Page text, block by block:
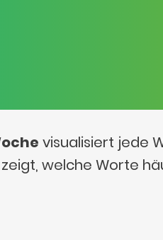
visualisiert jede
zeigt, welche Worte